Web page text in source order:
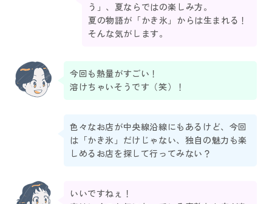
う」、夏ならではの楽しみ方。
夏の物語が「かき氷」からは生まれる！
そんな気がします。
今回も熱量がすごい！
溶けちゃいそうです（笑）！
色々なお店が中央線沿線にもあるけど、今回
は「かき氷」だけじゃない、独自の魅力も楽
しめるお店を探して行ってみない？
いいですねぇ！